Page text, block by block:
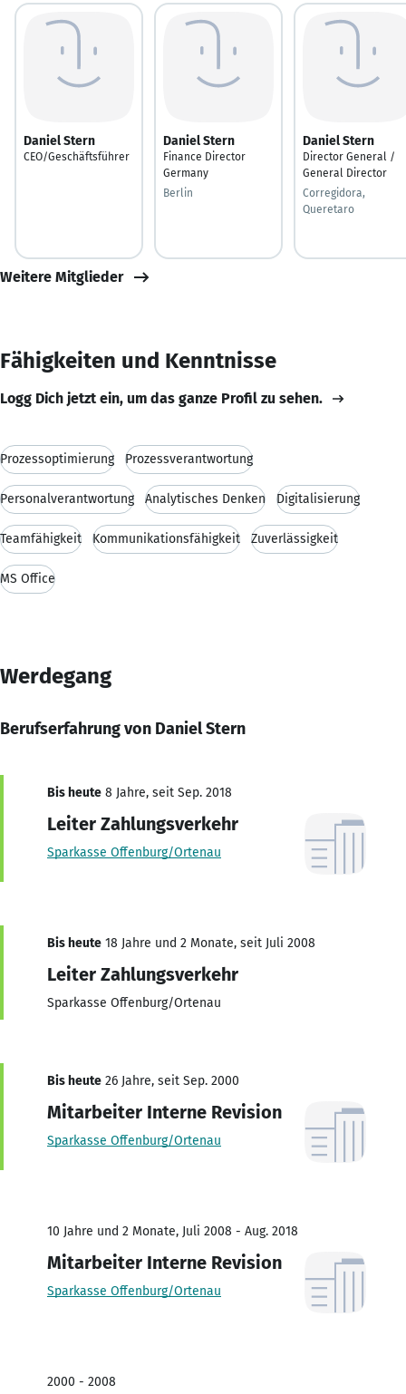
Daniel Stern
CEO/Geschäftsführer
Daniel Stern
Finance Director
Germany
Berlin
Daniel Stern
Director General /
General Director
Corregidora,
Queretaro
Weitere Mitglieder
Fähigkeiten und Kenntnisse
Logg Dich jetzt ein, um das ganze Profil zu sehen.
Prozessoptimierung Prozessverantwortung
Personalverantwortung Analytisches Denken Digitalisierung
Teamfähigkeit Kommunikationsfähigkeit Zuverlässigkeit
MS Office
Werdegang
Berufserfahrung von Daniel Stern
Bis heute 8 Jahre, seit Sep. 2018
Leiter Zahlungsverkehr
Sparkasse Offenburg/Ortenau
Bis heute 18 Jahre und 2 Monate, seit Juli 2008
Leiter Zahlungsverkehr
Sparkasse Offenburg/Ortenau
Bis heute 26 Jahre, seit Sep. 2000
Mitarbeiter Interne Revision
Sparkasse Offenburg/Ortenau
10 Jahre und 2 Monate, Juli 2008 - Aug. 2018
Mitarbeiter Interne Revision
Sparkasse Offenburg/Ortenau
2000 - 2008